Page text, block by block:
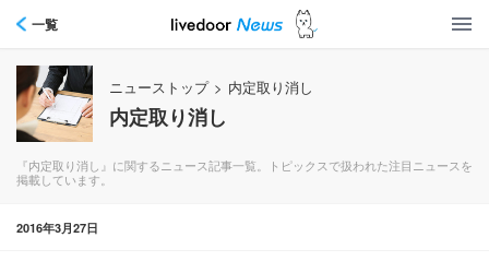
一覧
ニューストップ > 内定取り消し
内定取り消し
『内定取り消し』に関するニュース記事一覧。トピックスで扱われた注目ニュースを
掲載しています。
2016年3月27日